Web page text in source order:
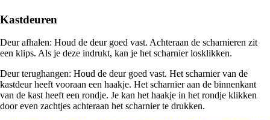
Kastdeuren
Deur afhalen: Houd de deur goed vast. Achteraan de scharnieren zit
een klips. Als je deze indrukt, kan je het scharnier losklikken.
Deur terughangen: Houd de deur goed vast. Het scharnier van de
kastdeur heeft vooraan een haakje. Het scharnier aan de binnenkant
van de kast heeft een rondje. Je kan het haakje in het rondje klikken
door even zachtjes achteraan het scharnier te drukken.